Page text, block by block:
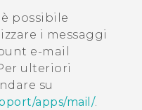
è possibile
i messaggi
e-mail
ulteriori
su
apps/mail/.